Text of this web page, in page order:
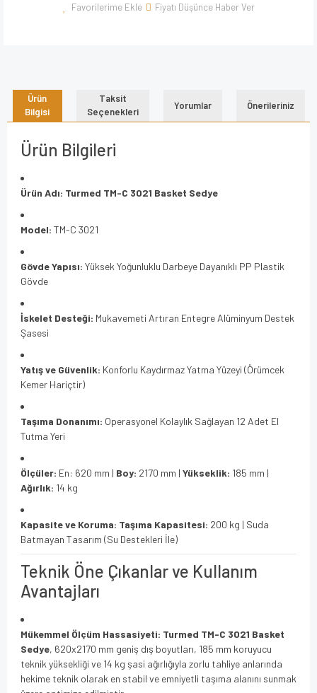
Fiyatı Düşünce Haber Ver
Ürün
Bilgisi
Taksit
Seçenekleri
Yorumlar Önerileriniz
Ürün Bilgileri
Ürün Adı: Turmed TM-C 3021 Basket Sedye
Model: TM-C 3021
Gövde Yapısı: Yüksek Yoğunluklu Darbeye Dayanıklı PP Plastik
Gövde
İskelet Desteği: Mukavemeti Artıran Entegre Alüminyum Destek
Şasesi
Yatış ve Güvenlik: Konforlu Kaydırmaz Yatma Yüzeyi (Örümcek
Kemer Hariçtir)
Taşıma Donanımı: Operasyonel Kolaylık Sağlayan 12 Adet El
Tutma Yeri
Ölçüler: En: 620 mm | Boy: 2170 mm | Yükseklik: 185 mm |
Ağırlık: 14 kg
Kapasite ve Koruma: Taşıma Kapasitesi: 200 kg | Suda
Batmayan Tasarım (Su Destekleri İle)
Teknik Öne Çıkanlar ve Kullanım
Avantajları
Mükemmel Ölçüm Hassasiyeti: Turmed TM-C 3021 Basket
Sedye, 620x2170 mm geniş dış boyutları, 185 mm koruyucu
teknik yüksekliği ve 14 kg şasi ağırlığıyla zorlu tahliye anlarında
hekime teknik olarak en stabil ve emniyetli taşıma alanını sunmak